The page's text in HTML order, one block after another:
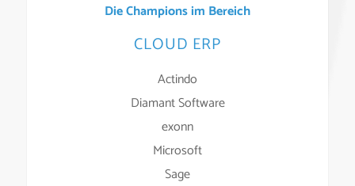
Die Champions im Bereich
CLOUD ERP
Actindo
Diamant Software
exonn
Microsoft
Sage